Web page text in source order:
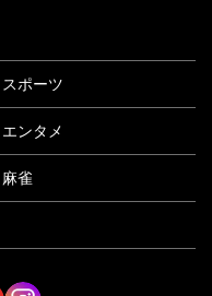
スポーツ
エンタメ
麻雀